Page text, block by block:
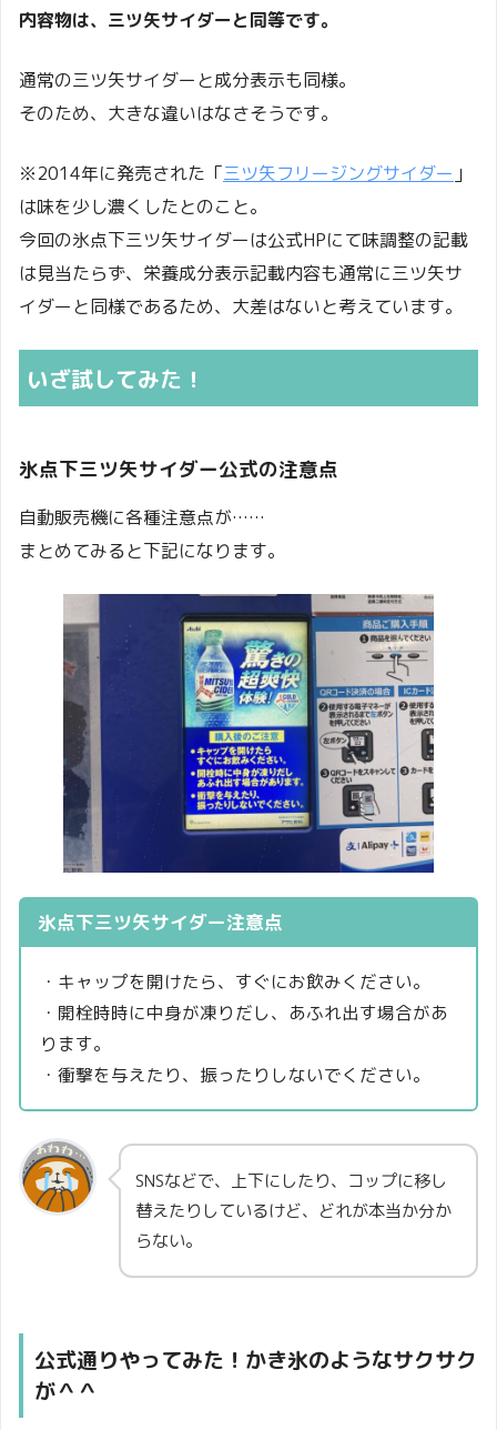
県
福岡
県
ＲＫＢ住宅展・小倉南イベント広場
県
ＲＫＢ住宅展・小倉北総合案内所
福岡
県
株式会社オートウエイ宗像店
福岡
県
福岡
筑紫の湯
福岡
県
佐賀
県
佐賀
県
癒しの里 湯楽庵
沖縄
県
パレット久茂地１ＦＢ階段前
内容物は、三ツ矢サイダーと同等です。
通常の三ツ矢サイダーと成分表示も同様。
そのため、大きな違いはなさそうです。
※2014年に発売された「三ツ矢フリージングサイダー 」
は味を少し濃くしたとのこと。
今回の氷点下三ツ矢サイダーは公式HPにて味調整の記載
は見当たらず、栄養成分表示記載内容も通常に三ツ矢サ
イダーと同様であるため、大差はないと考えています。
いざ試してみた！
氷点下三ツ矢サイダー公式の注意点
自動販売機に各種注意点が……
まとめてみると下記になります。
氷点下三ツ矢サイダー注意点
・キャップを開けたら、すぐにお飲みください。
・開栓時時に中身が凍りだし、あふれ出す場合があ
ります。
・衝撃を与えたり、振ったりしないでください。
SNSなどで、上下にしたり、コップに移し
替えたりしているけど、どれが本当か分か
らない。
公式通りやってみた！かき氷のようなサクサク
が＾＾